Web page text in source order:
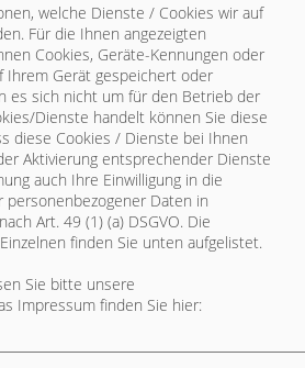
Hol jetzt Dein (billiges)
Cookie-Manager Datenschutz
welche Dienste / Cookies wir auf
Für die Ihnen angezeigten
Cookies, Geräte-Kennungen oder
Ihrem Gerät gespeichert oder
es sich nicht um für den Betrieb der
Dienste handelt können Sie diese
diese Cookies / Dienste bei Ihnen
Aktivierung entsprechender Dienste
auch Ihre Einwilligung in die
Daten in
Art. 49 (1) (a) DSGVO. Die
finden Sie unten aufgelistet.
Sie bitte unsere
Impressum finden Sie hier: